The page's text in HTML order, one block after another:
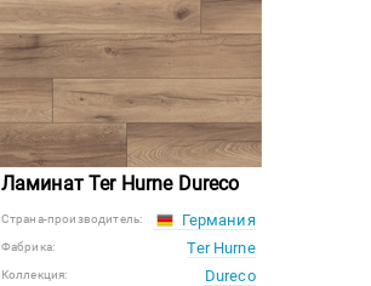
Ламинат Ter Hurne Dureco
Страна-производитель: Германия
Фабрика: Ter Hurne
Коллекция: Dureco